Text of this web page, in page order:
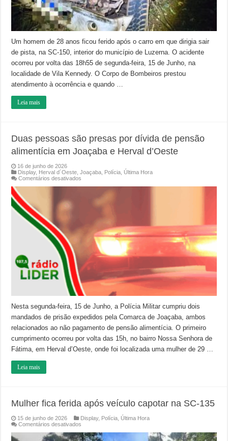
Luzerna
Um homem de 28 anos ficou ferido após o carro em que dirigia sair
de pista, na SC-150, interior do município de Luzerna. O acidente
ocorreu por volta das 18h55 de segunda-feira, 15 de Junho, na
localidade de Vila Kennedy. O Corpo de Bombeiros prestou
atendimento à ocorrência e quando …
Leia mais
Duas pessoas são presas por dívida de pensão
alimentícia em Joaçaba e Herval d’Oeste
16 de junho de 2026
Display, Herval d´Oeste ,Joaçaba Polícia Última Hora
Comentários desativados
alimentícia
Joaçaba
Herval
d’Oeste
Nesta segunda-feira, 15 de Junho, a Polícia Militar cumpriu dois
mandados de prisão expedidos pela Comarca de Joaçaba, ambos
relacionados ao não pagamento de pensão alimentícia. O primeiro
cumprimento ocorreu por volta das 15h, no bairro Nossa Senhora de
Fátima, em Herval d’Oeste, onde foi localizada uma mulher de 29 …
Leia mais
Mulher fica ferida após veículo capotar na SC-135
15 de junho de 2026 Display, Polícia Última Hora
Comentários desativados
fica